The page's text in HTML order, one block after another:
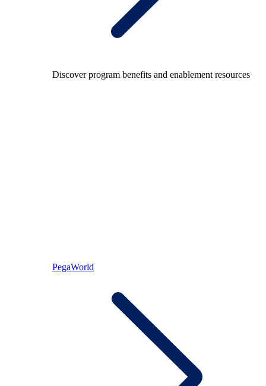
Discover program benefits and enablement resources
PegaWorld